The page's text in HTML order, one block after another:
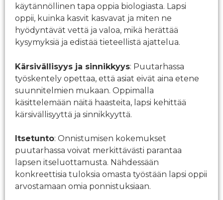
käytännöllinen tapa oppia biologiasta. Lapsi
oppii, kuinka kasvit kasvavat ja miten ne
hyödyntävät vettä ja valoa, mikä herättää
kysymyksiä ja edistää tieteellistä ajattelua.
Kärsivällisyys ja sinnikkyys: Puutarhassa
työskentely opettaa, että asiat eivät aina etene
suunnitelmien mukaan. Oppimalla
käsittelemään näitä haasteita, lapsi kehittää
kärsivällisyyttä ja sinnikkyyttä.
Itsetunto: Onnistumisen kokemukset
puutarhassa voivat merkittävästi parantaa
lapsen itseluottamusta. Nähdessään
konkreettisia tuloksia omasta työstään lapsi oppii
arvostamaan omia ponnistuksiaan.